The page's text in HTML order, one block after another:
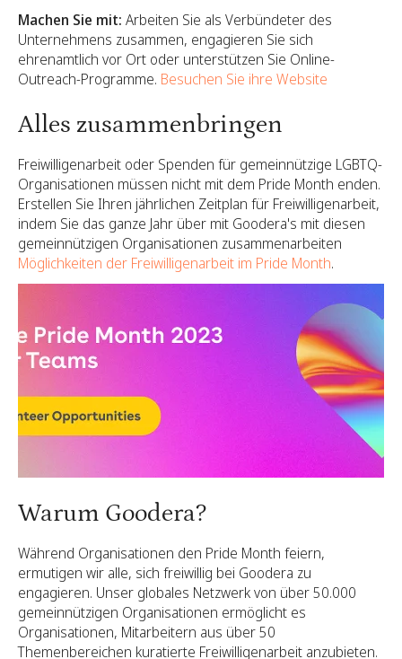
Machen Sie mit: Arbeiten Sie als Verbündeter des
Unternehmens zusammen, engagieren Sie sich
ehrenamtlich vor Ort oder unterstützen Sie Online-
Outreach-Programme. Besuchen Sie ihre Website
Alles zusammenbringen
Freiwilligenarbeit oder Spenden für gemeinnützige LGBTQ-
Organisationen müssen nicht mit dem Pride Month enden.
Erstellen Sie Ihren jährlichen Zeitplan für Freiwilligenarbeit,
indem Sie das ganze Jahr über mit Goodera's mit diesen
gemeinnützigen Organisationen zusammenarbeiten
Möglichkeiten der Freiwilligenarbeit im Pride Month.
Warum Goodera?
Während Organisationen den Pride Month feiern,
ermutigen wir alle, sich freiwillig bei Goodera zu
engagieren. Unser globales Netzwerk von über 50.000
gemeinnützigen Organisationen ermöglicht es
Organisationen, Mitarbeitern aus über 50
Themenbereichen kuratierte Freiwilligenarbeit anzubieten.